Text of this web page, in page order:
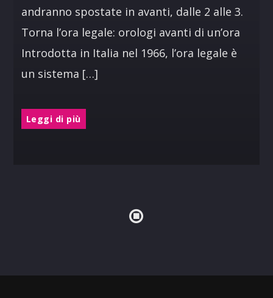
andranno spostate in avanti, dalle 2 alle 3.
Torna l’ora legale: orologi avanti di un’ora
Introdotta in Italia nel 1966, l’ora legale è
un sistema […]
Leggi di più